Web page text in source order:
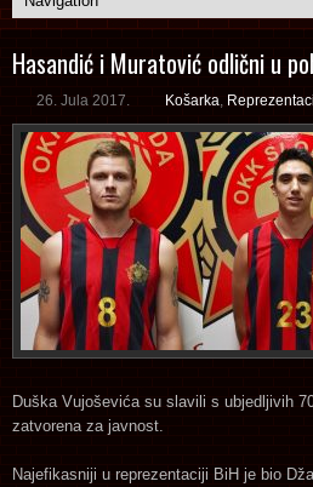
Hasandić i Muratović odlični u
26. Jula 2017. Košarka
Duška Vujoševića su slavili s ubjedljivih
zatvorena za javnost.
Najefikasniji u reprezentaciji BiH je bio